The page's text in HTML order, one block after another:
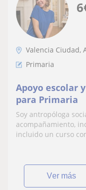
6
Valencia Ciudad,
Primaria
Apoyo escolar
para Primaria
Soy antropóloga
acompañamiento,
incluido un curso
ver más